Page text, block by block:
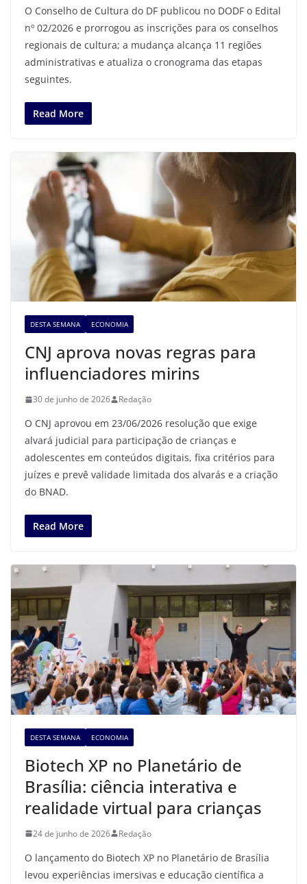
O Conselho de Cultura do DF publicou no DODF o Edital
nº 02/2026 e prorrogou as inscrições para os conselhos
regionais de cultura; a mudança alcança 11 regiões
administrativas e atualiza o cronograma das etapas
seguintes.
Read More
DESTA SEMANA ECONOMIA
CNJ aprova novas regras para
influenciadores mirins
30 de junho de 2026 Redação
O CNJ aprovou em 23/06/2026 resolução que exige
alvará judicial para participação de crianças e
adolescentes em conteúdos digitais, fixa critérios para
juízes e prevê validade limitada dos alvarás e a criação
do BNAD.
Read More
DESTA SEMANA ECONOMIA
Biotech XP no Planetário de
Brasília: ciência interativa e
realidade virtual para crianças
24 de junho de 2026 Redação
O lançamento do Biotech XP no Planetário de Brasília
levou experiências imersivas e educação científica a